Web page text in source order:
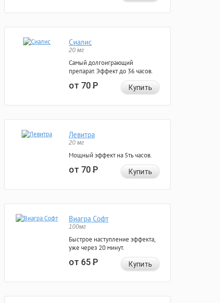
Сиалис
20 мг
Самый долгоиграющий
препарат. Эффект до 36 часов.
от 70Р Купить
Левитра
20 мг
Мощный эффект на 5ть часов.
от 70Р Купить
Виагра Софт
100мг
Быстрое наступление эффекта,
уже через 20 минут.
от 65Р Купить